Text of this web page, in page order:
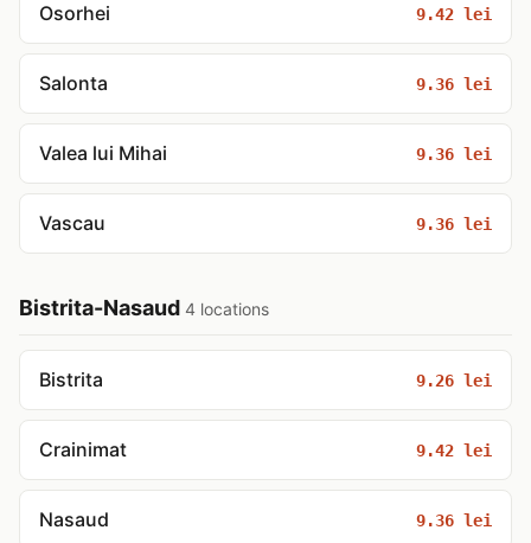
Osorhei 9.42 lei
Salonta 9.36 lei
Valea lui Mihai 9.36 lei
Vascau 9.36 lei
Bistrita-Nasaud 4 locations
Bistrita 9.26 lei
Crainimat 9.42 lei
Nasaud 9.36 lei